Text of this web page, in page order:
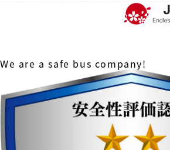
We are a safe bus company!